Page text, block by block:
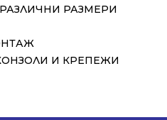
РАЗМЕРИ
И КРЕПЕЖИ